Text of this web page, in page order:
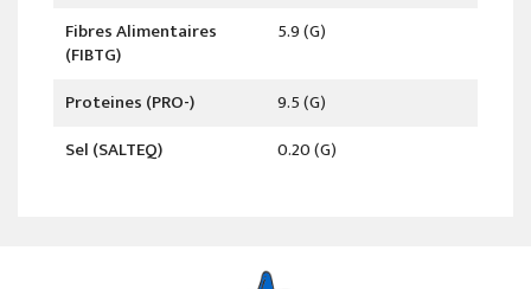
Fibres Alimentaires
(FIBTG)
5.9 (g)
Proteines (PRO-)
9.5 (g)
Sel (SALTEQ)
0.20 (g)